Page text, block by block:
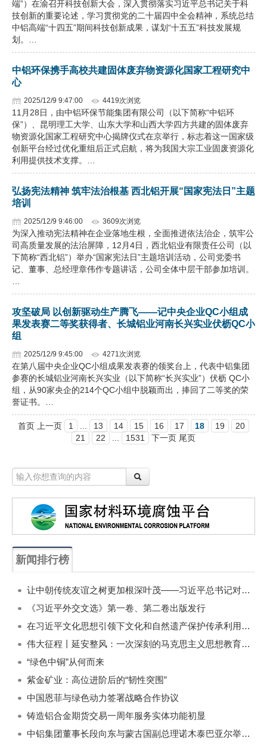
端”）在渝召开科技创新大会，深入贯彻落实习近平总书记关于科
技创新的重要论述，学习贯彻党的二十届四中全会精神，系统总结
中铝高端“十四五”期间科技创新成果，谋划“十五五”科技发展规
划。…
中铝环保携手高校共建固体废弃物资源化国家工程研究中
心
2025/12/9 9:47:00 4419次浏览
11月28日，由中铝环保节能集团有限公司（以下简称“中铝环
保”）、昆明理工大学、山东大学和山西大学四方共建的固体废弃
物资源化国家工程研究中心揭牌仪式在京举行，标志着这一国家级
创新平台经过优化重组后正式启航，将为我国大宗工业固废资源化
利用提供技术支撑。…
弘扬宪法精神 筑牢法治根基 西北铝开展“国家宪法日”主题
培训
2025/12/9 9:46:00 3609次浏览
为深入推动宪法精神在企业落地生根，全面推进依法治企，筑牢公
司高质量发展的法治屏障，12月4日，西北铝业有限责任公司（以
下简称“西北铝”）举办“国家宪法日”主题培训活动，公司党委书
记、董事、总经理章伟作专题讲话，公司全体中层干部参加培训。
攻坚破局 以创新驱动生产腾飞——记中央企业QC小组成
果发表赛二等奖获得者、长城铝业河南长兴实业伏枥QC小
组
2025/12/9 9:45:00 4271次浏览
在第八届中央企业QC小组成果发表赛的领奖台上，代表中铝集团
参赛的长城铝业河南长兴实业（以下简称“长兴实业”）伏枥 QC小
组，从90家央企的214个QC小组中脱颖而出，捧回了二等奖的荣
誉证书。…
首页 上一页 1 13 14 15 16 17 18 19
20
21
22 1531 下一页 尾页
新闻排行榜
让中朝传统友谊之树更加根深叶茂——习近平总书记对朝鲜进行国事访问纪实
《习近平外交文选》第一卷、第二卷出版发行
在习近平文化思想引领下文化和自然遗产保护传承利用工作开创新局面
伟大征程丨延安整风：一次深刻的马克思主义思想教育运动
“绿色中铜”从何而来
紫金矿业：高位进阶后的“韧性突围”
中国恩菲与绿色动力签署战略合作协议
铸造铝合金期货交易一周年服务实体功能初显
中铝集团董事长段向东与蒙古国副总理诺木泰巴亚尔举行会谈